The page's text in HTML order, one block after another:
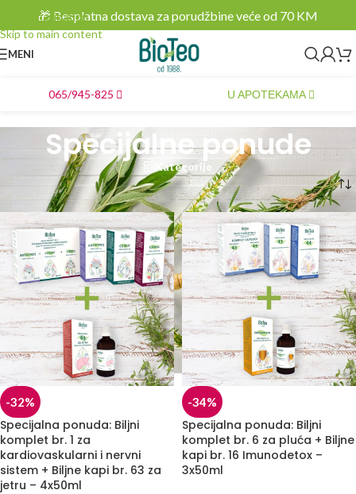
Skip to navigation
Skip to main content
🎁 Besplatna dostava za porudžbine veće od 70 KM
MENI
065/945-825 U APOTEKAMA
Specijalne ponude
Kategorije
Specijalne ponude
-32%
Specijalna ponuda: Biljni
komplet br. 1 za
kardiovaskularni i nervni
sistem + Biljne kapi br. 63 za
jetru – 4x50ml
-34%
Specijalna ponuda: Biljni
komplet br. 6 za pluća + Biljne
kapi br. 16 Imunodetox –
3x50ml